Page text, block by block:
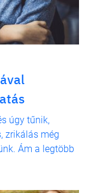
úgy tűnik,
zrikálás még
Ám a legtöbb